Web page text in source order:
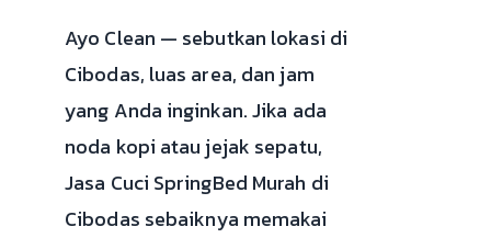
Ayo Clean — sebutkan lokasi di
Cibodas, luas area, dan jam
yang Anda inginkan. Jika ada
noda kopi atau jejak sepatu,
Jasa Cuci SpringBed Murah di
Cibodas sebaiknya memakai